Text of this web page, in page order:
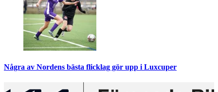
Några av Nordens bästa flicklag gör upp i Luxcuper